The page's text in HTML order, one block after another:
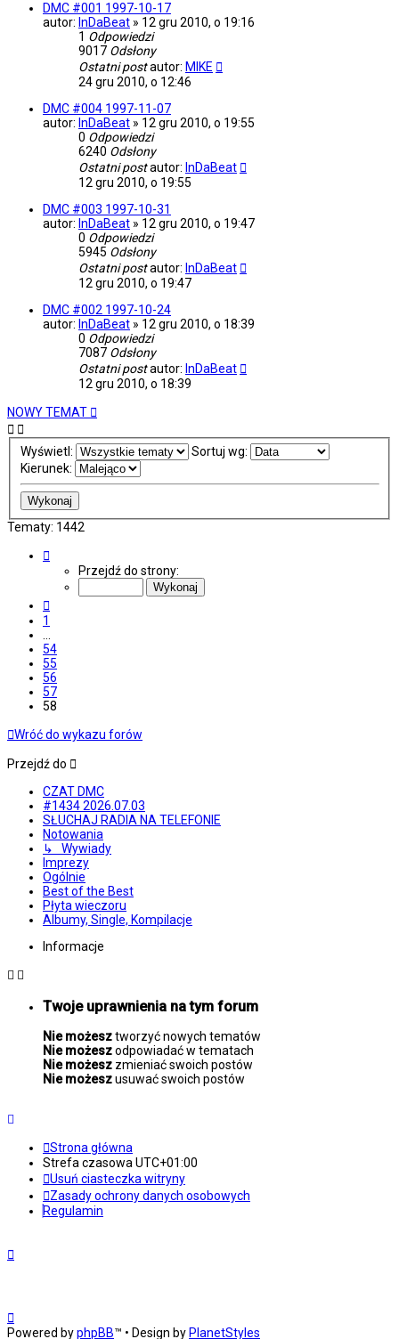
DMC #001 1997-10-17
autor: InDaBeat » 12 gru 2010, o 19:16
1 Odpowiedzi
9017 Odsłony
Ostatni postautor: MIKE
24 gru 2010, o 12:46
DMC #004 1997-11-07
autor: InDaBeat » 12 gru 2010, o 19:55
0 Odpowiedzi
6240 Odsłony
Ostatni postautor: InDaBeat
12 gru 2010, o 19:55
DMC #003 1997-10-31
autor: InDaBeat » 12 gru 2010, o 19:47
0 Odpowiedzi
5945 Odsłony
Ostatni postautor: InDaBeat
12 gru 2010, o 19:47
DMC #002 1997-10-24
autor: InDaBeat » 12 gru 2010, o 18:39
0 Odpowiedzi
7087 Odsłony
Ostatni postautor: InDaBeat
12 gru 2010, o 18:39
NOWY TEMAT
Wyświetl:
Sortuj wg:
Kierunek:
Tematy: 1442
Przejdź do strony:
1
54
55
56
57
58
Wróć do wykazu forów
Przejdź do
CZAT DMC
#1434 2026.07.03
SŁUCHAJ RADIA NA TELEFONIE
Notowania
↳ Wywiady
Imprezy
Ogólnie
Best of the Best
Płyta wieczoru
Albumy, Single, Kompilacje
Informacje
Twoje uprawnienia na tym forum
Nie możesztworzyć nowych tematów
Nie możeszodpowiadać w tematach
Nie możesz zmieniać swoich postów
Nie możeszusuwać swoich postów
Strona główna
Strefa czasowa UTC+01:00
Usuń ciasteczka witryny
Zasady ochrony danych osobowych
Regulamin
Powered byphpBB™ • Design by PlanetStyles